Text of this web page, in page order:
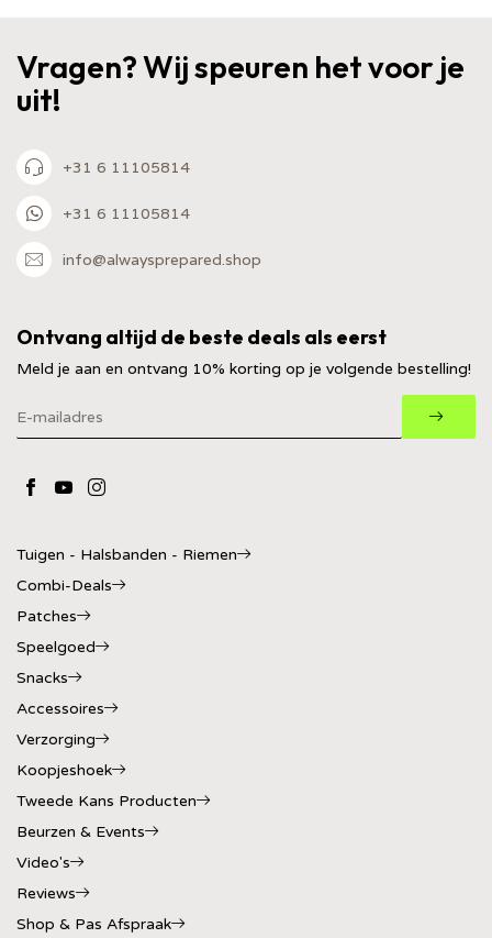
Vragen? Wij speuren het voor je
uit!
+31 6 11105814
+31 6 11105814
info@alwaysprepared.shop
Ontvang altijd de beste deals als eerst
Meld je aan en ontvang 10% korting op je volgende bestelling!
Tuigen - Halsbanden - Riemen
Combi-Deals
Patches
Speelgoed
Snacks
Accessoires
Verzorging
Koopjeshoek
Tweede Kans Producten
Beurzen & Events
Video's
Reviews
Shop & Pas Afspraak